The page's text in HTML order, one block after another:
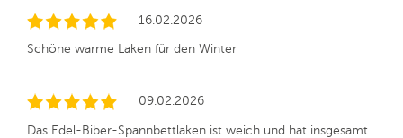
16.02.2026
Schöne warme Laken für den Winter
09.02.2026
Das Edel-Biber-Spannbettlaken ist weich und hat insgesamt